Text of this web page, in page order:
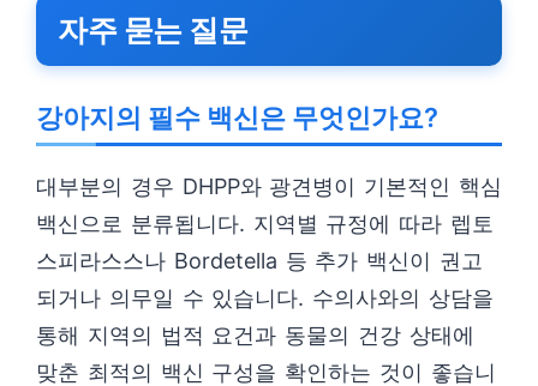
자주 묻는 질문
강아지의 필수 백신은 무엇인가요?
대부분의 경우 DHPP와 광견병이 기본적인 핵심
백신으로 분류됩니다. 지역별 규정에 따라 렙토
스피라스스나 Bordetella 등 추가 백신이 권고
되거나 의무일 수 있습니다. 수의사와의 상담을
통해 지역의 법적 요건과 동물의 건강 상태에
맞춘 최적의 백신 구성을 확인하는 것이 좋습니